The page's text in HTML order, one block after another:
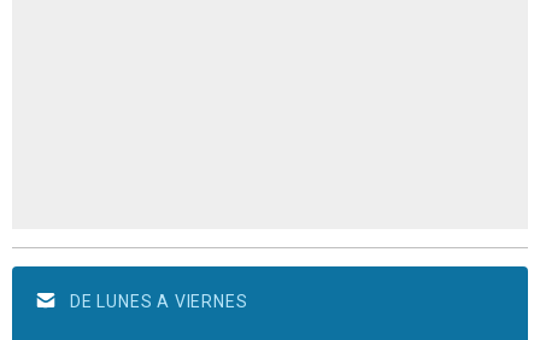
DE LUNES A VIERNES